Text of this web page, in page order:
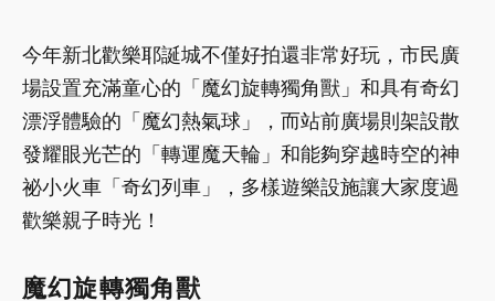
今年新北歡樂耶誕城不僅好拍還非常好玩，市民廣
場設置充滿童心的「魔幻旋轉獨角獸」和具有奇幻
漂浮體驗的「魔幻熱氣球」，而站前廣場則架設散
發耀眼光芒的「轉運魔天輪」和能夠穿越時空的神
祕小火車「奇幻列車」，多樣遊樂設施讓大家度過
歡樂親子時光！
魔幻旋轉獨角獸